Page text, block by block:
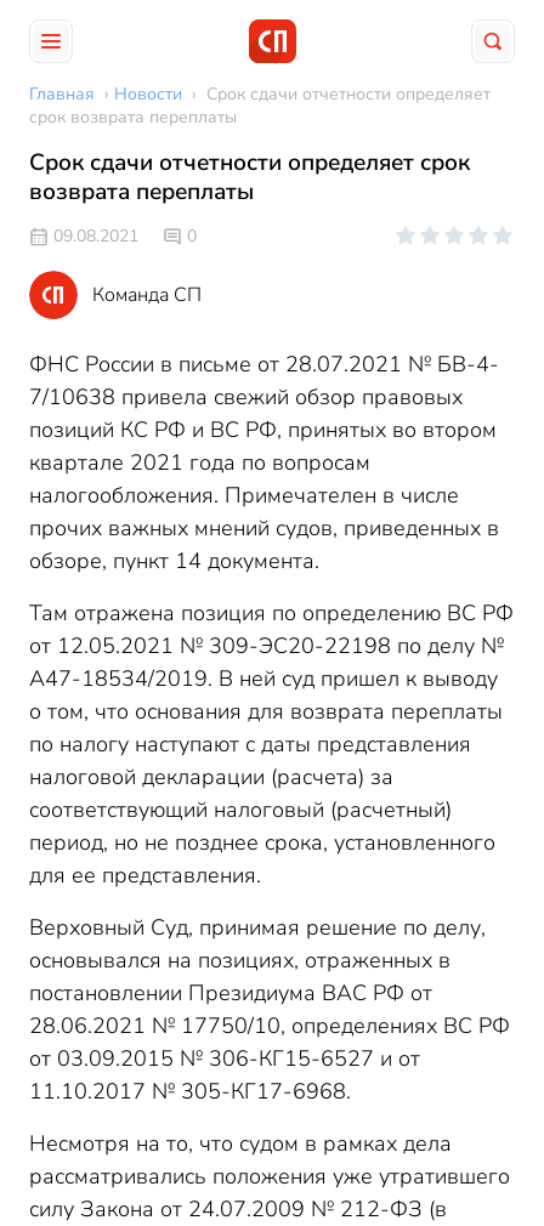
Главная › Новости › Срок сдачи отчетности определяет
срок возврата переплаты
Срок сдачи отчетности определяет срок
возврата переплаты
09.08.2021 0
Команда СП
ФНС России в письме от 28.07.2021 № БВ-4-
7/10638 привела свежий обзор правовых
позиций КС РФ и ВС РФ, принятых во втором
квартале 2021 года по вопросам
налогообложения. Примечателен в числе
прочих важных мнений судов, приведенных в
обзоре, пункт 14 документа.
Там отражена позиция по определению ВС РФ
от 12.05.2021 № 309-ЭС20-22198 по делу №
А47-18534/2019. В ней суд пришел к выводу
о том, что основания для возврата переплаты
по налогу наступают с даты представления
налоговой декларации (расчета) за
соответствующий налоговый (расчетный)
период, но не позднее срока, установленного
для ее представления.
Верховный Суд, принимая решение по делу,
основывался на позициях, отраженных в
постановлении Президиума ВАС РФ от
28.06.2021 № 17750/10, определениях ВС РФ
от 03.09.2015 № 306-КГ15-6527 и от
11.10.2017 № 305-КГ17-6968.
Несмотря на то, что судом в рамках дела
рассматривались положения уже утратившего
силу Закона от 24.07.2009 № 212-ФЗ (в